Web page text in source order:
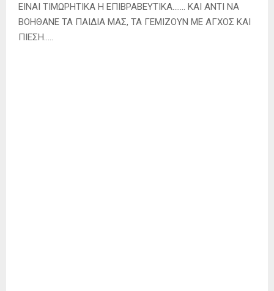
ΕΙΝΑΙ ΤΙΜΩΡΗΤΙΚΑ Η ΕΠΙΒΡΑΒΕΥΤΙΚΑ……. ΚΑΙ ΑΝΤΙ ΝΑ
ΒΟΗΘΑΝΕ ΤΑ ΠΑΙΔΙΑ ΜΑΣ, ΤΑ ΓΕΜΙΖΟΥΝ ΜΕ ΑΓΧΟΣ ΚΑΙ
ΠΙΕΣΗ…..